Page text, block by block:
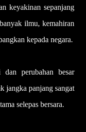
keyakinan sepanjang
ilmu, kemahiran
kepada negara.
perubahan besar
jangka panjang sangat
selepas bersara.